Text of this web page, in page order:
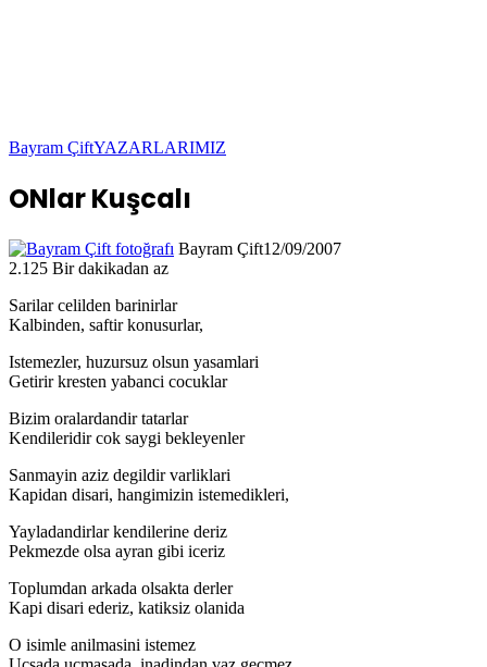
Bayram ÇiftYAZARLARIMIZ
ONlar Kuşcalı
Bayram Çift12/09/2007
2.125 Bir dakikadan az
Sarilar celilden barinirlar
Kalbinden, saftir konusurlar,
Istemezler, huzursuz olsun yasamlari
Getirir kresten yabanci cocuklar
Bizim oralardandir tatarlar
Kendileridir cok saygi bekleyenler
Sanmayin aziz degildir varliklari
Kapidan disari, hangimizin istemedikleri,
Yayladandirlar kendilerine deriz
Pekmezde olsa ayran gibi iceriz
Toplumdan arkada olsakta derler
Kapi disari ederiz, katiksiz olanida
O isimle anilmasini istemez